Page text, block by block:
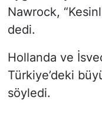
Nawrock,
dedi.
Hollanda ve
Türkiye’deki
söyledi.